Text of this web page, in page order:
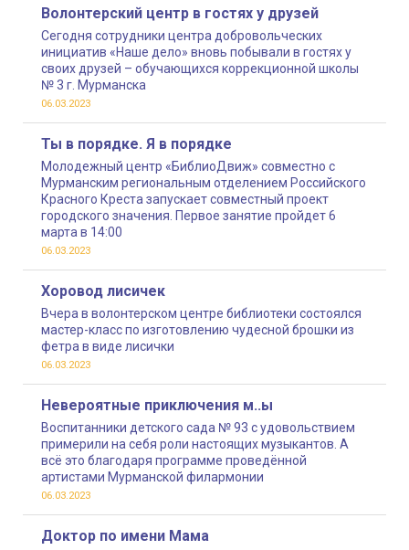
Волонтерский центр в гостях у друзей
Сегодня сотрудники центра добровольческих
инициатив «Наше дело» вновь побывали в гостях у
своих друзей – обучающихся коррекционной школы
№ 3 г. Мурманска
06.03.2023
Ты в порядке. Я в порядке
Молодежный центр «БиблиоДвиж» совместно с
Мурманским региональным отделением Российского
Красного Креста запускает совместный проект
городского значения. Первое занятие пройдет 6
марта в 14:00
06.03.2023
Хоровод лисичек
Вчера в волонтерском центре библиотеки состоялся
мастер-класс по изготовлению чудесной брошки из
фетра в виде лисички
06.03.2023
Невероятные приключения м..ы
Воспитанники детского сада № 93 с удовольствием
примерили на себя роли настоящих музыкантов. А
всё это благодаря программе проведённой
артистами Мурманской филармонии
06.03.2023
Доктор по имени Мама